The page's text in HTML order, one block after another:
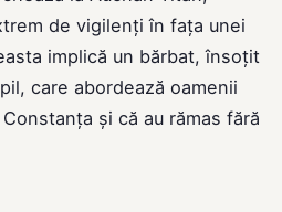
de vigilenți în fața unei
implică un bărbat, însoțit
care abordează oamenii
și că au rămas fără